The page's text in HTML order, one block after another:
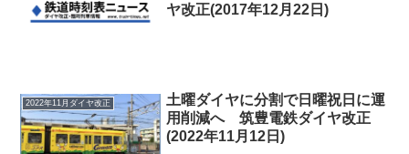
ヤ改正(2017年12月22日)
2022年11月ダイヤ改正
土曜ダイヤに分割で日曜祝日に運
用削減へ 筑豊電鉄ダイヤ改正
(2022年11月12日)